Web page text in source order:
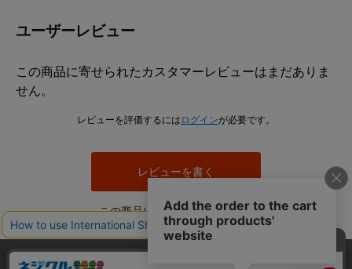
この商品について問い合わせる
ユーザーレビュー
この商品に寄せられたカスタマーレビューはまだありま
せん。
レビューを評価するには ログインが必要です。
レビューを書く
利用規約
当サイトでは利用体験の向上およびコンテンツの最適な提供、ト